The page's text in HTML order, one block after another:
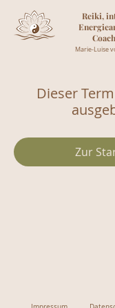
Reiki,
Marie-Luise
Dieser
Zur